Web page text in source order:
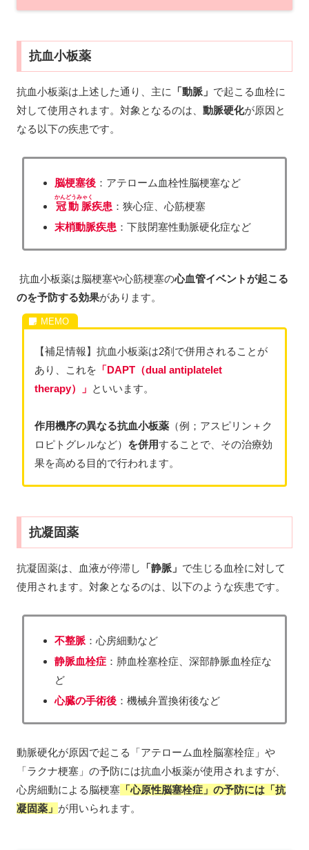
抗血小板薬
抗血小板薬は上述した通り、主に 「動脈」 で起こる血栓に
対して使用されます。対象となるのは、 動脈硬化が原因と
なる以下の疾患です。
脳梗塞後 ：アテローム血栓性脳梗塞など
冠動脈
かんどうみゃく
疾患 ：狭心症、心筋梗塞
末梢動脈疾患 ：下肢閉塞性動脈硬化症など
抗血小板薬は脳梗塞や心筋梗塞の心血管イベントが起こる
のを予防する効果があります。
【補足情報】抗血小板薬は2剤で併用されることが
あり、これを 「DAPT（dual antiplatelet
therapy）」 といいます。
作用機序の異なる抗血小板薬 （例；アスピリン＋ク
ロピトグレルなど） を併用することで、その治療効
果を高める目的で行われます。
抗凝固薬
抗凝固薬は、血液が停滞し 「静脈」 で生じる血栓に対して
使用されます。対象となるのは、以下のような疾患です。
不整脈 ：心房細動など
静脈血栓症 ：肺血栓塞栓症、深部静脈血栓症な
ど
心臓の手術後 ：機械弁置換術後など
動脈硬化が原因で起こる「アテローム血栓脳塞栓症」や
「ラクナ梗塞」の予防には抗血小板薬が使用されますが、
心房細動による脳梗塞 「心原性脳塞栓症」の予防には「抗
凝固薬」 が用いられます。